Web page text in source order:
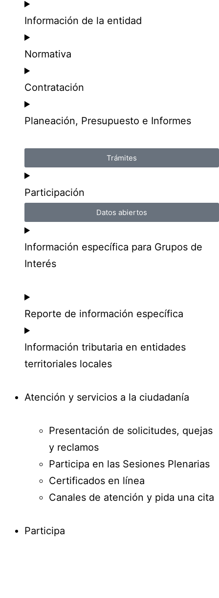
Información de la entidad
Normativa
Contratación
Planeación, Presupuesto e Informes
Trámites
Participación
Datos abiertos
Información específica para Grupos de
Interés
Reporte de información específica
Información tributaria en entidades
territoriales locales
Atención y servicios a la ciudadanía
Presentación de solicitudes, quejas
y reclamos
Participa en las Sesiones Plenarias
Certificados en línea
Canales de atención y pida una cita
Participa